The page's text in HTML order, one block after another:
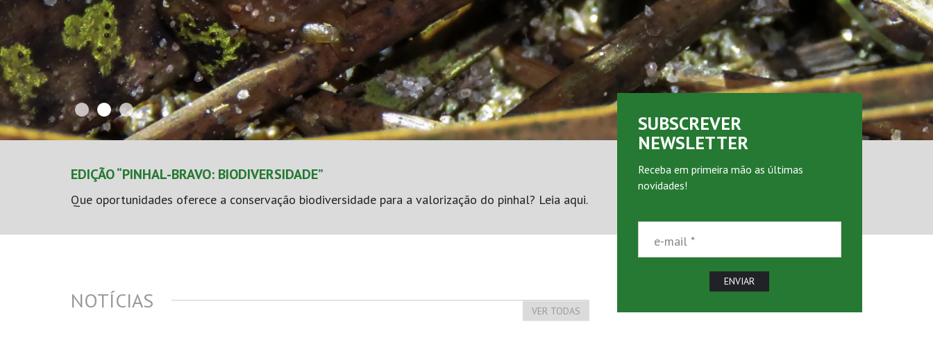
EDIÇÃO “PINHAL-BRAVO: BIODIVERSIDADE”
Que oportunidades oferece a conservação biodiversidade para a valorização do pinhal? Leia aqui.
NOTÍCIAS VER TODAS
SUBSCREVER
NEWSLETTER
Receba em primeira mão as últimas
novidades!
e-mail *
ENVIAR